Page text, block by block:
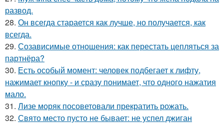
развод.
28. Он всегда старается как лучше, но получается, как
всегда.
29. Созависимые отношения: как перестать цепляться за
партнёра?
30. Есть особый момент: человек подбегает к лифту,
нажимает кнопку - и сразу понимает, что одного нажатия
мало.
31. Лизе моряк посоветовали прекратить рожать.
32. Свято место пусто не бывает: не успел джиган